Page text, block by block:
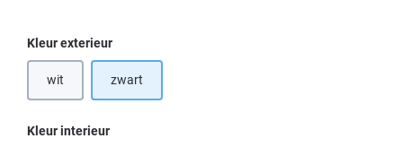
Selecteer
Kleur exterieur
wit zwart
Selecteer
Kleur interieur